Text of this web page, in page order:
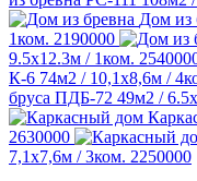
Дом из
1ком. 2190000
9.5х12.3м / 1ком.
К-6 74м2 / 10,1х8,6м /
бруса ПДБ-72 49м2 /
2630000
7,1х7,6м / 3ком. 2250000